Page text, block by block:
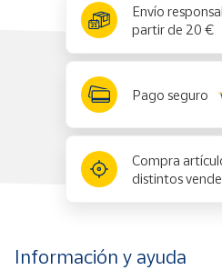
Envío
partir de 20 €
Pago seguro
Compra
distintos
Información y ayuda